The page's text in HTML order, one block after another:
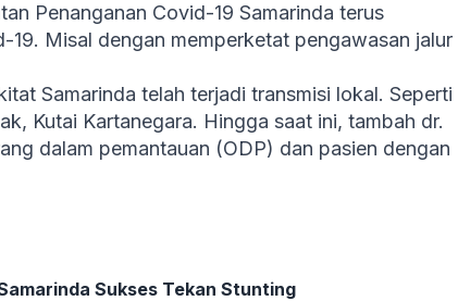
Penanganan Covid-19 Samarinda terus
Misal dengan memperketat pengawasan jalur
Samarinda telah terjadi transmisi lokal. Seperti
Kutai Kartanegara. Hingga saat ini, tambah dr.
dalam pemantauan (ODP) dan pasien dengan
Sukses Tekan Stunting